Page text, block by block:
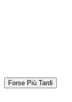
Forse Più Tardi